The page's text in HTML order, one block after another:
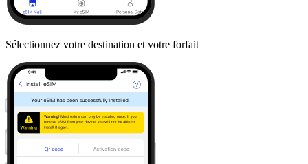
Sélectionnez votre destination et votre forfait